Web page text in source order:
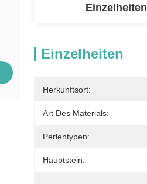
Einzelheiten
Einzelheiten
Herkunftsort:
Art Des Materials:
Perlentypen:
Hauptstein: